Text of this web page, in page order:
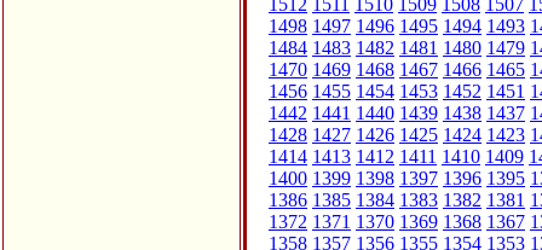
1512 1511 1510 1509 1508 1507
1498 1497 1496 1495 1494 1493
1484 1483 1482 1481 1480 1479
1470 1469 1468 1467 1466 1465
1456 1455 1454 1453 1452 1451
1442 1441 1440 1439 1438 1437
1428 1427 1426 1425 1424 1423
1414 1413 1412 1411 1410 1409
1400 1399 1398 1397 1396 1395
1386 1385 1384 1383 1382 1381
1372 1371 1370 1369 1368 1367
1358 1357 1356 1355 1354 1353